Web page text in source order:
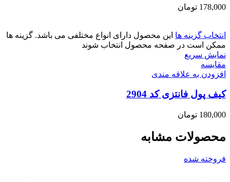
178,000 تومان
انتخاب گزینه ها این محصول دارای انواع مختلفی می باشد. گزینه ها
ممکن است در صفحه محصول انتخاب شوند
نمایش سریع
مقايسه
افزودن به علاقه مندی
کیف پول فانتزی کد 2904
180,000 تومان
محصولات مشابه
فروخته شده